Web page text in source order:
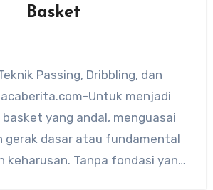
Basket
Passing, Dribbling, dan
Untuk menjadi
yang andal, menguasai
gerak dasar atau fundamental
keharusan. Tanpa fondasi yang